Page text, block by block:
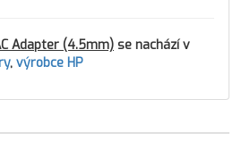
Adapter (4.5mm) se nachází v
, výrobce HP